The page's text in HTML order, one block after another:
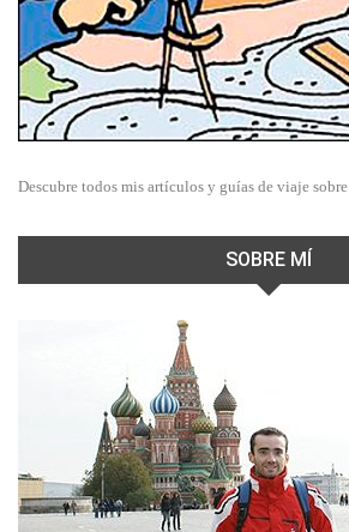
Descubre todos mis artículos y guías de viaje
SOBRE MÍ